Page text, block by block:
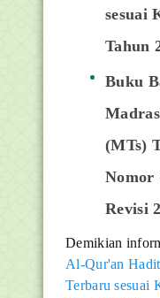
sesuai
Tahun
Buku
(MTs)
Nomor
Revisi
Demikian
Al-Qur'an
Terbaru sesuai